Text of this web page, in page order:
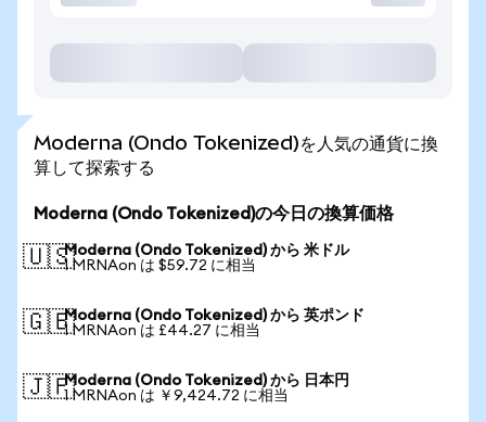
Moderna (Ondo Tokenized)を人気の通貨に換
算して探索する
Moderna (Ondo Tokenized)の今日の換算価格
🇺🇸Moderna (Ondo Tokenized) から 米ドル
1 MRNAon は $59.72 に相当
🇬🇧Moderna (Ondo Tokenized) から 英ポンド
1 MRNAon は £44.27 に相当
🇯🇵Moderna (Ondo Tokenized) から 日本円
1 MRNAon は ￥9,424.72 に相当